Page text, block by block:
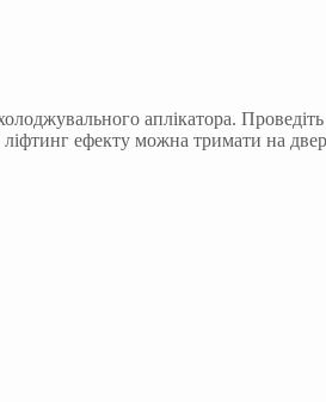
аплікатора.
ефекту можна тримати на